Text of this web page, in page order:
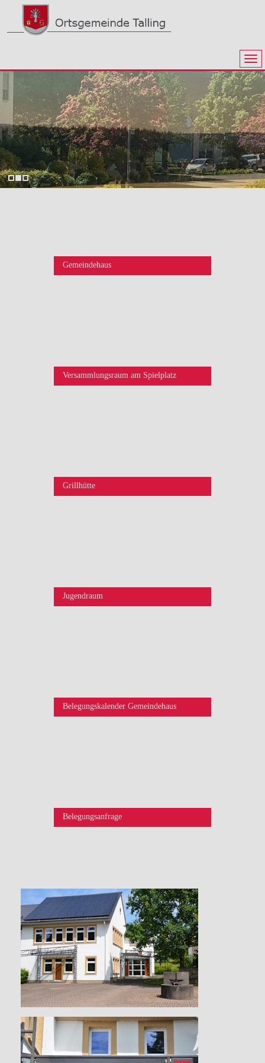
Gemeindehaus
Versammlungsraum am Spielplatz
Grillhütte
Jugendraum
Belegungskalender Gemeindehaus
Belegungsanfrage